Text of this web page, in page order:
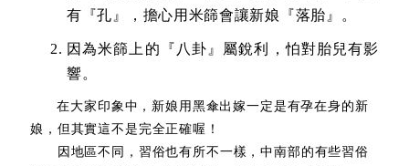
有『孔』，擔心用米篩會讓新娘『落胎』。
因為米篩上的『八卦』屬銳利，怕對胎兒有影
響。
在大家印象中，新娘用黑傘出嫁一定是有孕在身的新
娘，但其實這不是完全正確喔！
因地區不同，習俗也有所不一樣，中南部的有些習俗